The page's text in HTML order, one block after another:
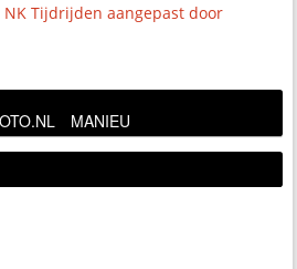
NK Tijdrijden aangepast door
MANIEU